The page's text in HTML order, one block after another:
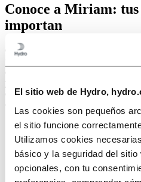
El sitio web de Hydro,
Las cookies son pequeños
el sitio funcione
Utilizamos cookies
básico y la seguridad del
opcionales, con tu
Conoce a Miriam:
importan
Cuando Miriam se quedó
tomarse una baja para evitar el
electrólisis de Hydro Karmøy. Pero
y a las medidas personalizadas,
durante su segundo embarazo, a la
otras áreas de Hydro.